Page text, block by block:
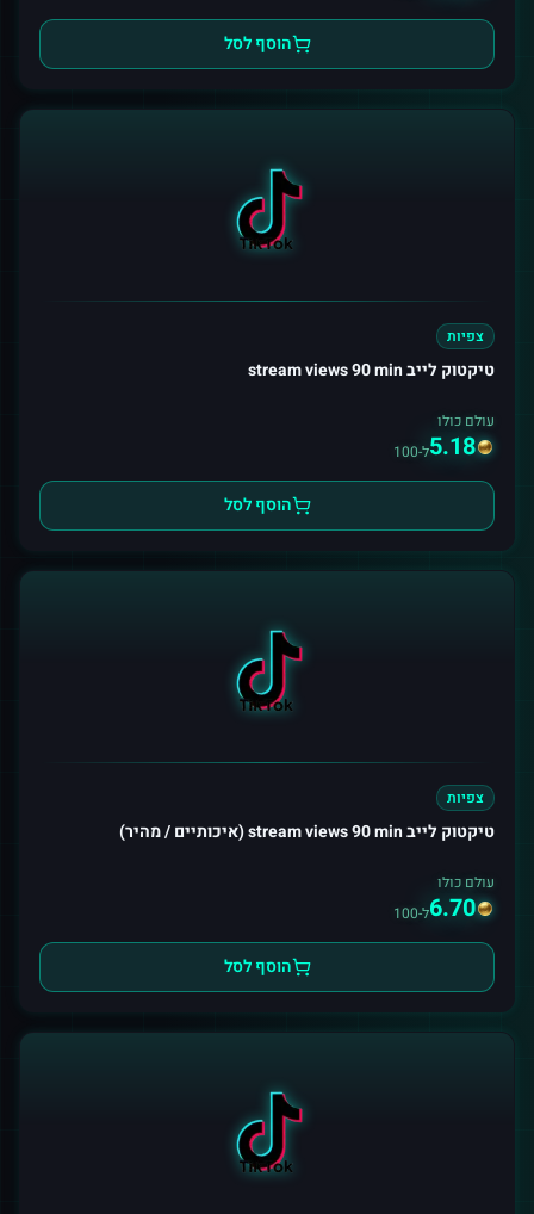
הוסף לסל
צפיות
טיקטוק לייב stream views 90 min
עולם כולו
5.18ל-100
הוסף לסל
צפיות
טיקטוק לייב stream views 90 min (איכותיים / מהיר)
עולם כולו
6.70ל-100
הוסף לסל